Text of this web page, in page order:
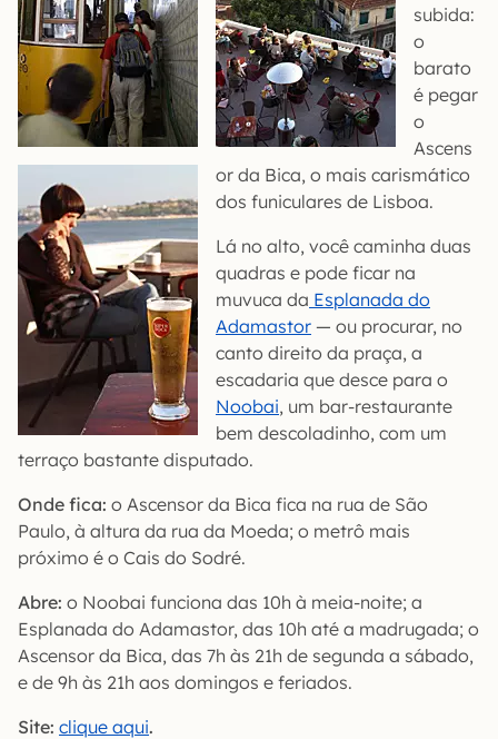
subida:
o
barato
é pegar
o
Ascens
or da Bica, o mais carismático
dos funiculares de Lisboa.
Lá no alto, você caminha duas
quadras e pode ficar na
muvuca da Esplanada do
Adamastor — ou procurar, no
canto direito da praça, a
escadaria que desce para o
Noobai, um bar-restaurante
bem descoladinho, com um
terraço bastante disputado.
Onde fica: o Ascensor da Bica fica na rua de São
Paulo, à altura da rua da Moeda; o metrô mais
próximo é o Cais do Sodré.
Abre: o Noobai funciona das 10h à meia-noite; a
Esplanada do Adamastor, das 10h até a madrugada; o
Ascensor da Bica, das 7h às 21h de segunda a sábado,
e de 9h às 21h aos domingos e feriados.
Site: clique aqui.